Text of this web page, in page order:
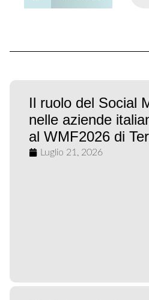
Il ruolo del Social
nelle aziende
al WMF2026 di
Luglio 21, 2026